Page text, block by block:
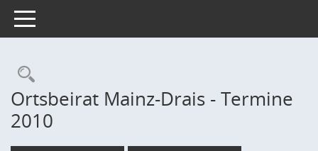
Toggle navigation
Rechercheauswahl
Ortsbeirat Mainz-Drais - Termine
2010